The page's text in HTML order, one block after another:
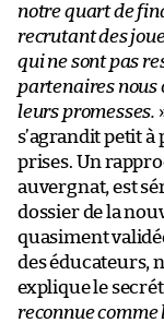
notre quart de
recrutant des
qui ne sont pas
partenaires nous
leurs promesses.
s’agrandit petit
prises. Un
auvergnat, est
dossier de la
quasiment
des éducateurs,
explique le
reconnue comme